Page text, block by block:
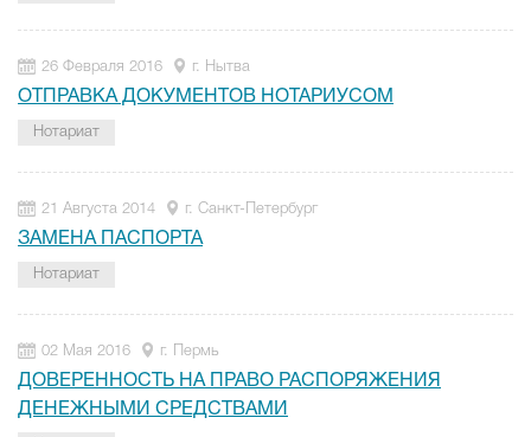
26 Февраля 2016 г. Нытва
ОТПРАВКА ДОКУМЕНТОВ НОТАРИУСОМ
Нотариат
21 Августа 2014 г. Санкт-Петербург
ЗАМЕНА ПАСПОРТА
Нотариат
02 Мая 2016 г. Пермь
ДОВЕРЕННОСТЬ НА ПРАВО РАСПОРЯЖЕНИЯ
ДЕНЕЖНЫМИ СРЕДСТВАМИ